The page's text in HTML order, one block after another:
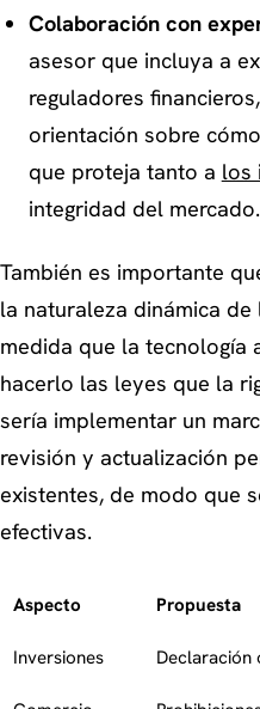
Colaboración con
asesor que incluya a
reguladores
orientación sobre
que proteja tanto a los
integridad del mercado.
También es importante
la naturaleza dinámica
medida que la tecnología
hacerlo las leyes que la
sería implementar un
revisión y actualización
existentes, de modo que
efectivas.
Aspecto Propuesta
Inversiones Declaración